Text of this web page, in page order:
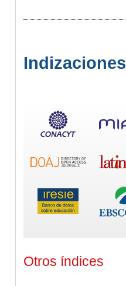
Indizaciones
Otros índices